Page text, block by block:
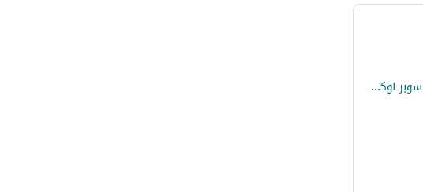
بنتهاوس بتراس مفتوح بفرش فندقي متشطب الترا سوبر لوكس ريسيل من المالك جاهز للسكن باميز لوكيشن بجوار سوان ليك التجمع الاول